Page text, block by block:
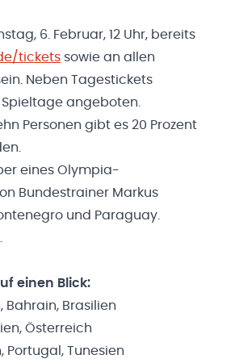
6. Februar, 12 Uhr, bereits
tickets sowie an allen
Neben Tagestickets
angeboten.
Personen gibt es 20 Prozent
eines Olympia-
Bundestrainer Markus
und Paraguay.
einen Blick:
Bahrain, Brasilien
Österreich
Portugal, Tunesien